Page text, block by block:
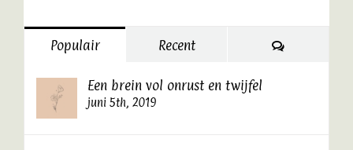
Populair Recent Reacties
Een brein vol onrust en twijfel
juni 5th, 2019